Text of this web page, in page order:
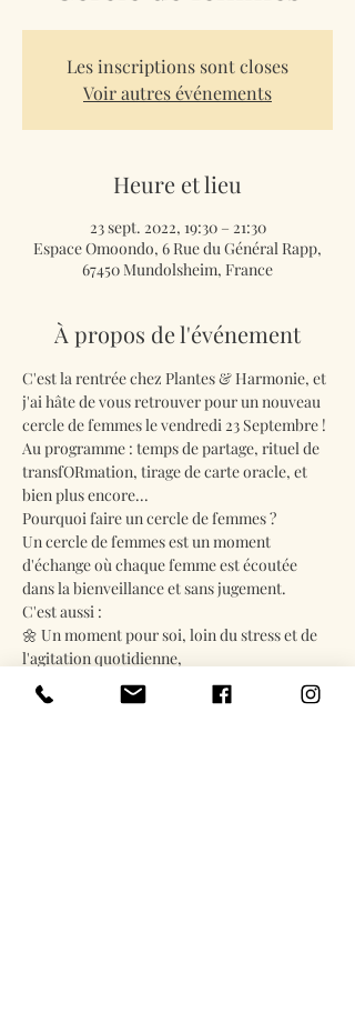
Les inscriptions sont closes
Voir autres événements
Heure et lieu
23 sept. 2022, 19:30 – 21:30
Espace Omoondo, 6 Rue du Général Rapp,
67450 Mundolsheim, France
À propos de l'événement
C'est la rentrée chez Plantes & Harmonie, et
j'ai hâte de vous retrouver pour un nouveau
cercle de femmes le vendredi 23 Septembre !
Au programme : temps de partage, rituel de
transfORmation, tirage de carte oracle, et
bien plus encore...
Pourquoi faire un cercle de femmes ?
Un cercle de femmes est un moment
d'échange où chaque femme est écoutée
dans la bienveillance et sans jugement.
C'est aussi :
🌼 Un moment pour soi, loin du stress et de
l'agitation quotidienne,
En lire plus